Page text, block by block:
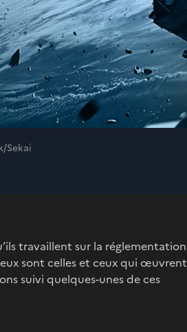
Sekai
travaillent sur la réglementation
sont celles et ceux qui œuvrent
suivi quelques-unes de ces